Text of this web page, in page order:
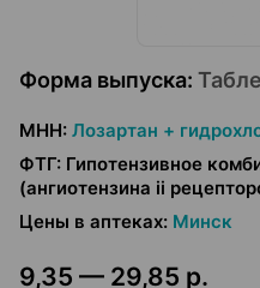
Форма выпуска:
МНН: Лозартан +
ФТГ: Гипотензивное
(ангиотензина ii
Цены в аптеках: Минск
9,35 — 29,85 р.